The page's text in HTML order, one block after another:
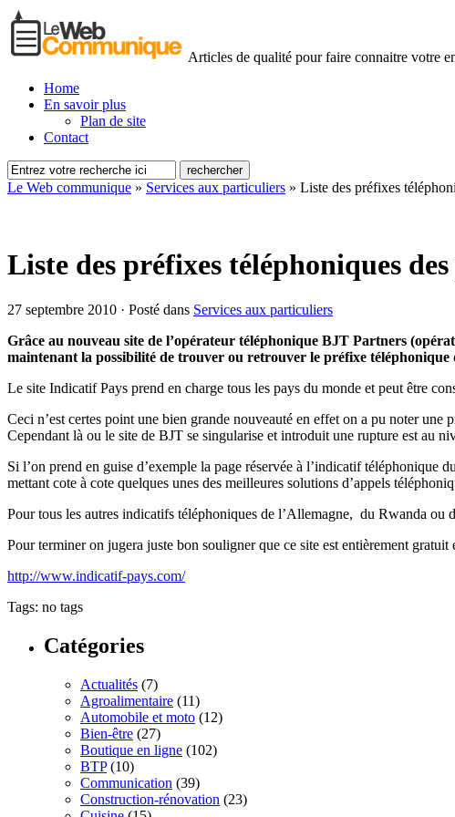
Articles de qualité pour faire connaitre votre
Home
En savoir plus
Plan de site
Contact
Le Web communique » Services aux particuliers » Liste des préfixes
Liste des préfixes téléphoniques des
27 septembre 2010 · Posté dans Services aux particuliers
Grâce au nouveau site de l’opérateur téléphonique BJT Partners
maintenant la possibilité de trouver ou retrouver le préfixe téléphonique
Le site Indicatif Pays prend en charge tous les pays du monde et peut être
Ceci n’est certes point une bien grande nouveauté en effet on a pu noter une
Cependant là ou le site de BJT se singularise et introduit une rupture est au
Si l’on prend en guise d’exemple la page réservée à l’indicatif
mettant cote à cote quelques unes des meilleures solutions d’appels
Pour tous les autres indicatifs téléphoniques de l’Allemagne, du Rwanda ou
Pour terminer on jugera juste bon souligner que ce site est entièrement
http://www.indicatif-pays.com/
Tags: no tags
Catégories
Actualités (7)
Agroalimentaire (11)
Automobile et moto (12)
Bien-être (27)
Boutique en ligne (102)
BTP(10)
Communication (39)
Construction-rénovation (23)